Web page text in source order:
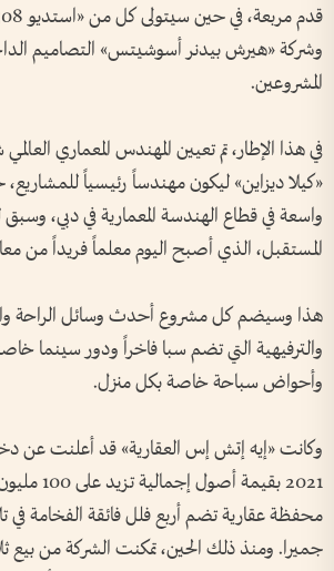
وشركة «هيرش بيدنر أسوشيتس» التصاميم
المشروعين.
في هذا الإطار، تم تعيين المهندس المعماري
«كيلا ديزاين» ليكون مهندساً رئيسياً
واسعة في قطاع الهندسة المعمارية في دبي،
المستقبل، الذي أصبح اليوم معلماً فريداً من
هذا وسيضم كل مشروع أحدث وسائل الراحة
والترفيهية التي تضم سبا فاخراً ودور سينما
وأحواض سباحة خاصة بكل منزل.
وكانت «إيه إتش إس العقارية» قد أعلنت عن
2021 بقيمة
محفظة عقارية تضم أربع فلل فائقة الفخامة في
جميرا. ومنذ ذلك الحين، تمكنت الشركة من بيع